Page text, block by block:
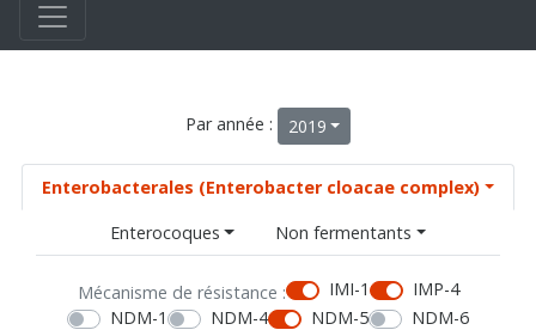
Par année : 2019
Enterobacterales (Enterobacter cloacae complex)
Enterocoques
Non fermentants
Mécanisme de résistance : IMI-1
IMP-4
NDM-1
NDM-4 NDM-5
NDM-6